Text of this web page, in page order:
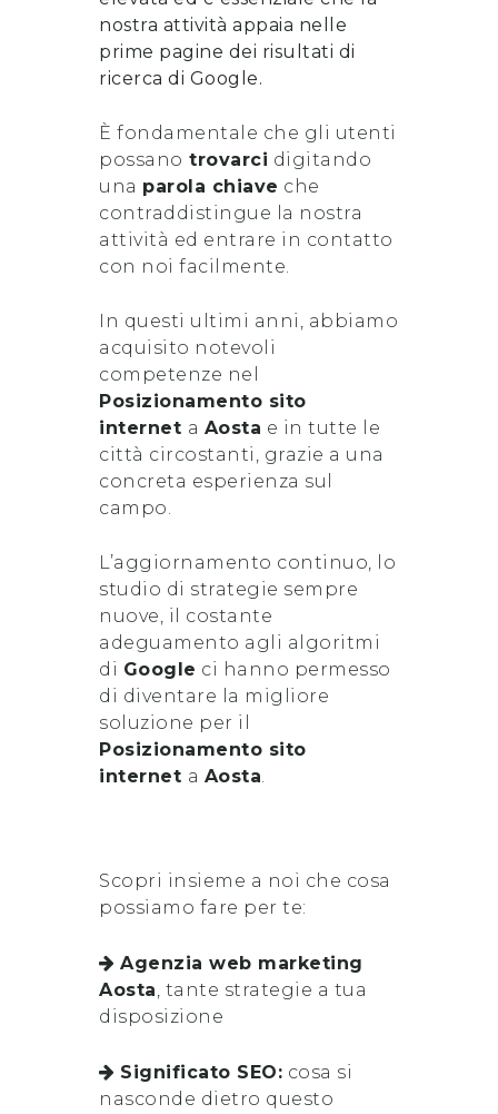
nostra attività appaia nelle
prime pagine dei risultati di
ricerca di Google.
È fondamentale che gli utenti
possano trovarci digitando
una parola chiave che
contraddistingue la nostra
attività ed entrare in contatto
con noi facilmente.
In questi ultimi anni, abbiamo
acquisito notevoli
competenze nel
Posizionamento sito
internet a Aosta e in tutte le
città circostanti, grazie a una
concreta esperienza sul
campo.
L’aggiornamento continuo, lo
studio di strategie sempre
nuove, il costante
adeguamento agli algoritmi
di Google ci hanno permesso
di diventare la migliore
soluzione per il
Posizionamento sito
internet a Aosta.
Scopri insieme a noi che cosa
possiamo fare per te:
Agenzia web marketing
Aosta, tante strategie a tua
disposizione
Significato SEO: cosa si
nasconde dietro questo